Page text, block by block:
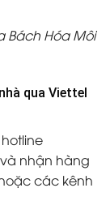
Bách Hóa Môi
qua Viettel
nhận hàng
các kênh